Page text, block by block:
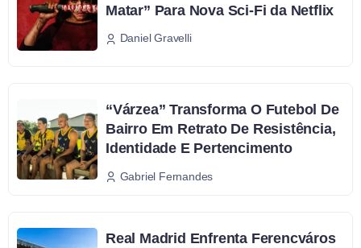
Matar” Para Nova Sci-Fi da Netflix
Daniel Gravelli
“Várzea” Transforma O Futebol De
Bairro Em Retrato De Resistência,
Identidade E Pertencimento
Gabriel Fernandes
Real Madrid Enfrenta Ferencváros